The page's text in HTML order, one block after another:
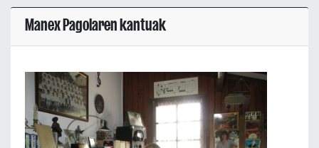
Manex Pagolaren kantuak